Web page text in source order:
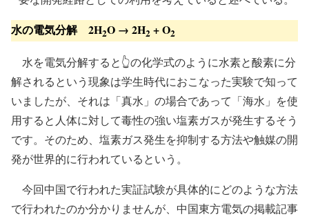
水の電気分解 2H2O → 2H2 + O2
水を電気分解すると👆の化学式のように水素と酸素に分
解されるという現象は学生時代におこなった実験で知って
いましたが、それは「真水」の場合であって「海水」を使
用すると人体に対して毒性の強い塩素ガスが発生するそう
です。そのため、塩素ガス発生を抑制する方法や触媒の開
発が世界的に行われているという。
今回中国で行われた実証試験が具体的にどのような方法
で行われたのか分かりませんが、中国東方電気の掲載記事